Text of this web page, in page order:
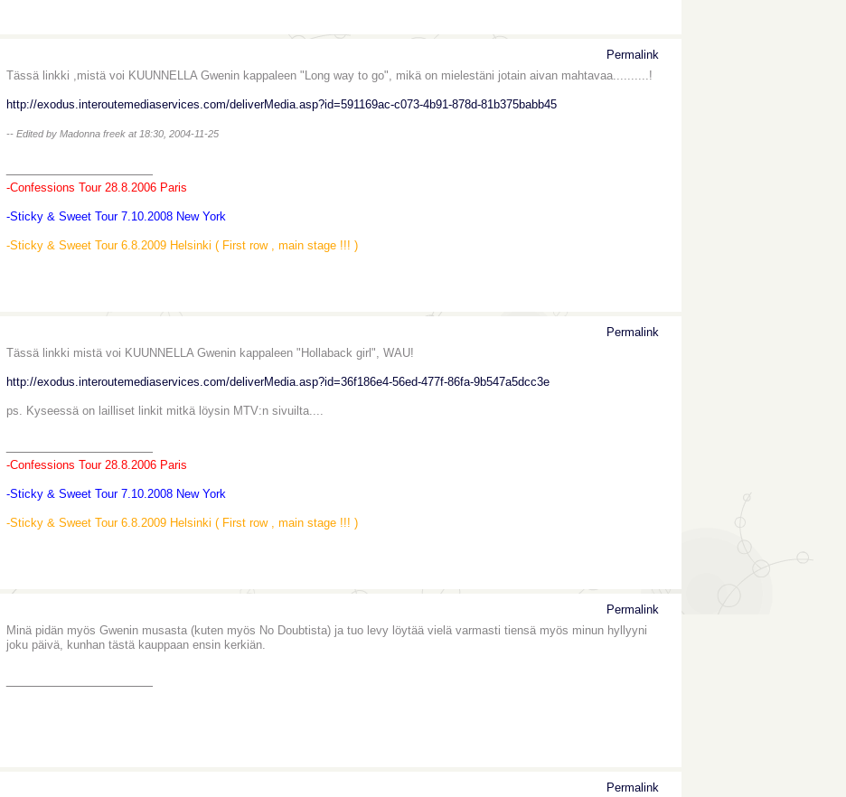
Permalink
Tässä linkki ,mistä voi KUUNNELLA Gwenin kappaleen "Long way to go", mikä on mielestäni jotain aivan mahtavaa..........!
http://exodus.interoutemediaservices.com/deliverMedia.asp?id=591169ac-c073-4b91-878d-81b375babb45
-- Edited by Madonna freek at 18:30, 2004-11-25
-Confessions Tour 28.8.2006 Paris
-Sticky & Sweet Tour 7.10.2008 New York
-Sticky & Sweet Tour 6.8.2009 Helsinki ( First row , main stage !!! )
Permalink
Tässä linkki mistä voi KUUNNELLA Gwenin kappaleen "Hollaback girl", WAU!
http://exodus.interoutemediaservices.com/deliverMedia.asp?id=36f186e4-56ed-477f-86fa-9b547a5dcc3e
ps. Kyseessä on lailliset linkit mitkä löysin MTV:n sivuilta....
-Confessions Tour 28.8.2006 Paris
-Sticky & Sweet Tour 7.10.2008 New York
-Sticky & Sweet Tour 6.8.2009 Helsinki ( First row , main stage !!! )
Permalink
Minä pidän myös Gwenin musasta (kuten myös No Doubtista) ja tuo levy löytää vielä varmasti tiensä myös minun hyllyyni
joku päivä, kunhan tästä kauppaan ensin kerkiän.
Permalink